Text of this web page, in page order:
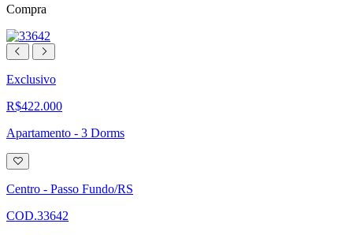
Compra
Exclusivo
R$422.000
Apartamento - 3 Dorms
Adicionar
à
lista
de
Centro - Passo Fundo/RS
COD.33642